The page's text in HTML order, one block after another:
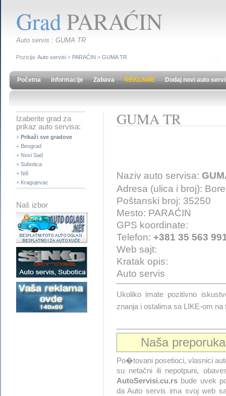
GradPARAĆIN
Auto servis : GUMA TR
Pozicija: Auto servisi > PARAĆIN > GUMA TR
Početna Informacije Zabava REKLAME Dodaj novi auto
Izaberite grad za
prikaz auto servisa:
+ Prikaži sve gradove
+ Beograd
+ Novi Sad
+ Subotica
+ Niš
+ Kragujevac
Naš izbor
GUMA TR
Naziv auto servisa:
Adresa (ulica i broj):
Poštanski broj: 35250
Mesto: PARAĆIN
GPS koordinate:
Telefon: +381 35 563
Web sajt:
Kratak opis:
Auto servis
Ukoliko imate pozitivno
znanja i ostalima sa LIKE-om na
Naša
Po�tovani posetioci, vlasnici
su netačni ili nepotpuni,
AutoServisi.cu.rsbude uvek
da Auto servis ima svoj web